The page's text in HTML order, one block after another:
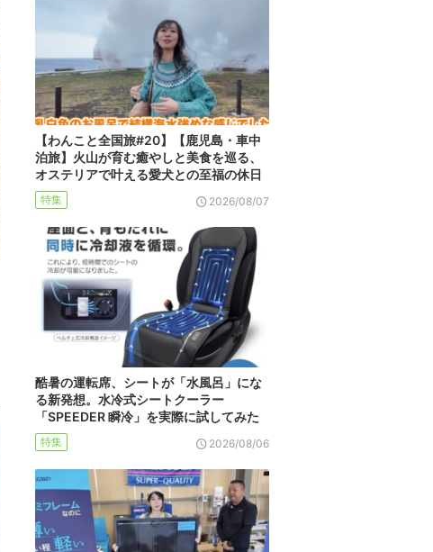
【わんこと全国旅#20】【鹿児島・車中
泊旅】火山が育む癒やしと美食を巡る、
オステリアで叶える愛犬との至福の休日
特集 2026/08/07
酷暑の運転席、シートが「水風呂」にな
る新発想。水冷式シートクーラー
「SPEEDER 瞬冷」を実際に試してみた
特集 2026/08/06